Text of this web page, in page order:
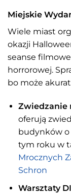
Miejskie
Wiele miast
okazji
seanse
horrorowej.
bo może
Zwiedzanie
oferują
budynków o
tym roku w
Mrocznych
Schron
Warsztaty